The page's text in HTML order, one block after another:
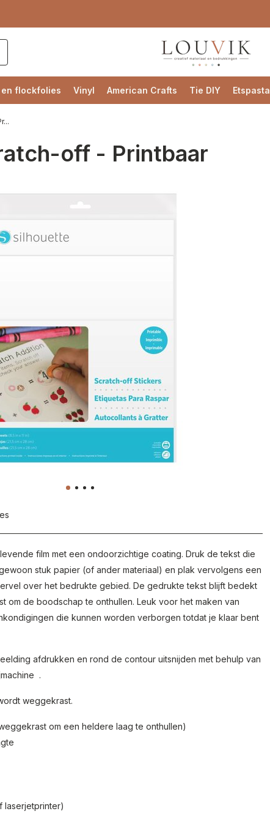
en flockfolies Vinyl American Crafts Tie DIY Etspasta
off - Printbaar
film met een ondoorzichtige coating. Druk de tekst die
stuk papier (of ander materiaal) en plak vervolgens een
over het bedrukte gebied. De gedrukte tekst blijft bedekt
om de boodschap te onthullen. Leuk voor het maken van
die kunnen worden verborgen totdat je klaar bent
afdrukken en rond de contour uitsnijden met behulp van
.
weggekrast.
om een ​​heldere laag te onthullen)
laserjetprinter)